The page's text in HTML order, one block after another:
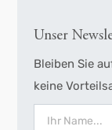
Unser
Bleiben Sie
keine